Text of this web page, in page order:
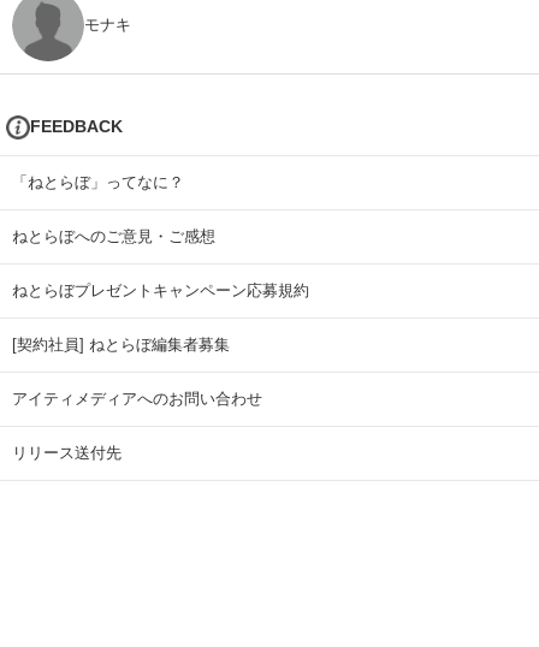
モナキ
FEEDBACK
「ねとらぼ」ってなに？
ねとらぼへのご意見・ご感想
ねとらぼプレゼントキャンペーン応募規約
[契約社員] ねとらぼ編集者募集
アイティメディアへのお問い合わせ
リリース送付先